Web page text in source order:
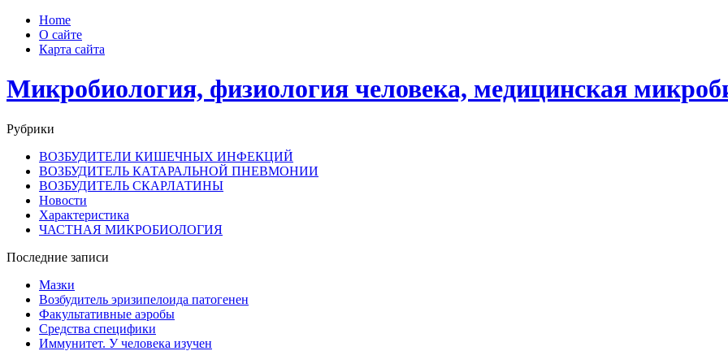
Home
О сайте
Карта сайта
Микробиология, физиология человека, медицинская
Рубрики
ВОЗБУДИТЕЛИ КИШЕЧНЫХ ИНФЕКЦИЙ
ВОЗБУДИТЕЛЬ КАТАРАЛЬНОЙ ПНЕВМОНИИ
ВОЗБУДИТЕЛЬ СКАРЛАТИНЫ
Новости
Характеристика
ЧАСТНАЯ МИКРОБИОЛОГИЯ
Последние записи
Мазки
Возбудитель эризипелоида патогенен
Факультативные аэробы
Средства специфики
Иммунитет. У человека изучен